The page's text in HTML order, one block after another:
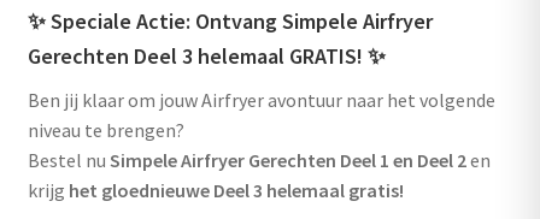
✨Speciale Actie: Ontvang Simpele Airfryer
Gerechten Deel 3 helemaal GRATIS! ✨
Ben jij klaar om jouw Airfryer avontuur naar het volgende
niveau te brengen?
Bestel nu Simpele Airfryer Gerechten Deel 1 en Deel 2en
krijg het gloednieuwe Deel 3 helemaal gratis!